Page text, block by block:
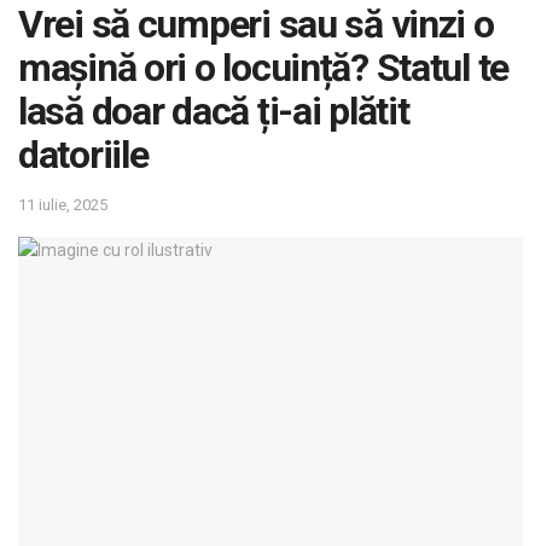
Vrei să cumperi sau să vinzi o
mașină ori o locuință? Statul te
lasă doar dacă ți-ai plătit
datoriile
11 iulie, 2025